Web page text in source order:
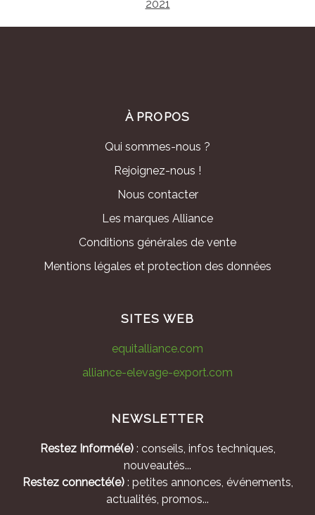
2021
À PROPOS
Qui sommes-nous ?
Rejoignez-nous !
Nous contacter
Les marques Alliance
Conditions générales de vente
Mentions légales et protection des données
SITES WEB
equitalliance.com
alliance-elevage-export.com
NEWSLETTER
Restez Informé(e): conseils, infos techniques,
nouveautés...
Restez connecté(e): petites annonces, événements,
actualités, promos...